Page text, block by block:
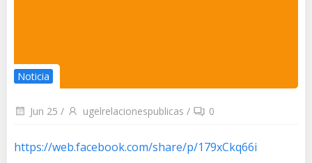
Noticia
Jun 25 / ugelrelacionespublicas / 0
https://web.facebook.com/share/p/179xCkq66i